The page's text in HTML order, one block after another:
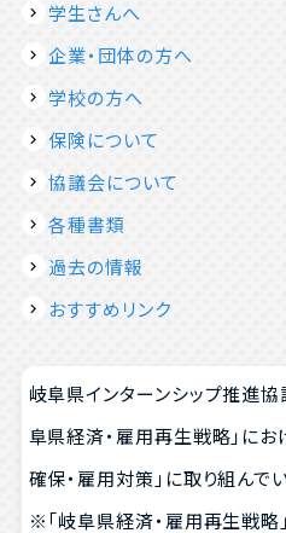
学生さんへ
企業・団体の方へ
学校の方へ
保険について
協議会について
各種書類
過去の情報
おすすめリンク
岐阜県インターンシップ推進
阜県経済・雇用再生戦略」にお
確保・雇用対策」に取り組んでい
※「岐阜県経済・雇用再生戦略